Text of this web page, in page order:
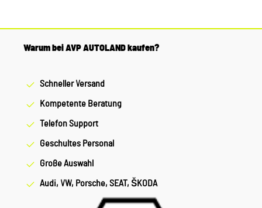
Warum bei AVP AUTOLAND kaufen?
Schneller Versand
Kompetente Beratung
Telefon Support
Geschultes Personal
Große Auswahl
Audi, VW, Porsche, SEAT, ŠKODA